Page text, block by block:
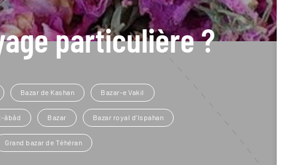
particulière ?
Bazar de Kashan Bazar-e Vakil
âbâd Bazar Bazar royal d’Ispahan
Grand bazar de Téhéran